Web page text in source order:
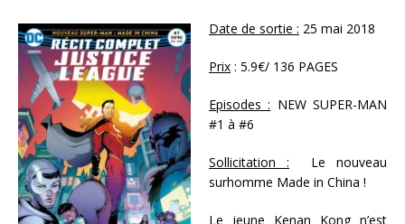
Date de sortie : 25 mai 2018
Prix : 5.9€/ 136 PAGES
Episodes : NEW SUPER-MAN
#1 à #6
Sollicitation : Le nouveau
surhomme Made in China !
Le jeune Kenan Kong n’est